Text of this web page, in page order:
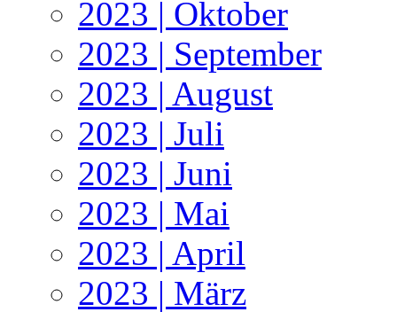
2023 | Oktober
2023 | September
2023 | August
2023 | Juli
2023 | Juni
2023 | Mai
2023 | April
2023 | März